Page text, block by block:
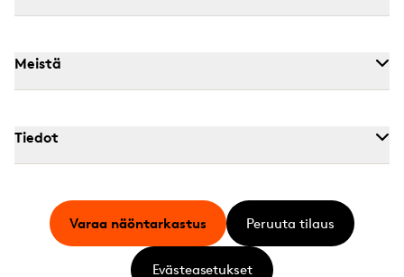
Meistä
Tiedot
Varaa näöntarkastus Peruuta tilaus
Evästeasetukset